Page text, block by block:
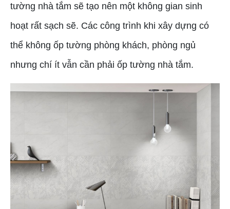
tường nhà tắm sẽ tạo nên một không gian sinh
hoạt rất sạch sẽ. Các công trình khi xây dựng có
thể không ốp tường phòng khách, phòng ngủ
nhưng chí ít vẫn cần phải ốp tường nhà tắm.